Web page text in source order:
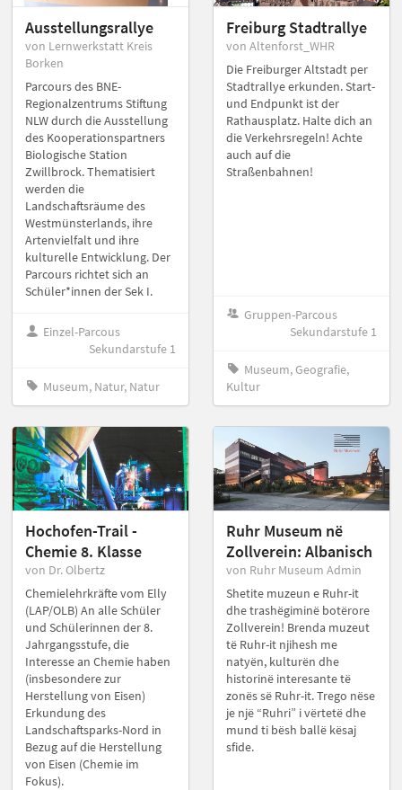
Ausstellungsrallye
von Lernwerkstatt Kreis
Borken
Parcours des BNE-
Regionalzentrums Stiftung
NLW durch die Ausstellung
des Kooperationspartners
Biologische Station
Zwillbrock. Thematisiert
werden die
Landschaftsräume des
Westmünsterlands, ihre
Artenvielfalt und ihre
kulturelle Entwicklung. Der
Parcours richtet sich an
Schüler*innen der Sek I.
Einzel-Parcous
Sekundarstufe 1
Museum, Natur, Natur
Freiburg Stadtrallye
von Altenforst_WHR
Die Freiburger Altstadt per
Stadtrallye erkunden. Start-
und Endpunkt ist der
Rathausplatz. Halte dich an
die Verkehrsregeln! Achte
auch auf die
Straßenbahnen!
Gruppen-Parcous
Sekundarstufe 1
Museum, Geografie,
Kultur
Hochofen-Trail -
Chemie 8. Klasse
von Dr. Olbertz
Chemielehrkräfte vom Elly
(LAP/OLB) An alle Schüler
und Schülerinnen der 8.
Jahrgangsstufe, die
Interesse an Chemie haben
(insbesondere zur
Herstellung von Eisen)
Erkundung des
Landschaftsparks-Nord in
Bezug auf die Herstellung
von Eisen (Chemie im
Fokus).
Ruhr Museum në
Zollverein: Albanisch
von Ruhr Museum Admin
Shetite muzeun e Ruhr-it
dhe trashëgiminë botërore
Zollverein! Brenda muzeut
të Ruhr-it njihesh me
natyën, kulturën dhe
historinë interesante të
zonës së Ruhr-it. Trego nëse
je një “Ruhri” i vërtetë dhe
mund ti bësh ballë kësaj
sfide.